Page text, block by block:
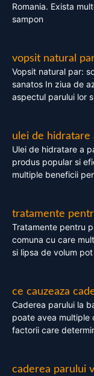
Romania. Exista
sampon
vopsit natural
Vopsit natural par:
sanatos In ziua de
aspectul parului lor
ulei de hidratare
Ulei de hidratare a
produs popular si
multiple beneficii
tratamente
Tratamente pentru
comuna cu care
si lipsa de volum
ce cauzeaza
Caderea parului la
poate avea multiple
factorii care
caderea parului